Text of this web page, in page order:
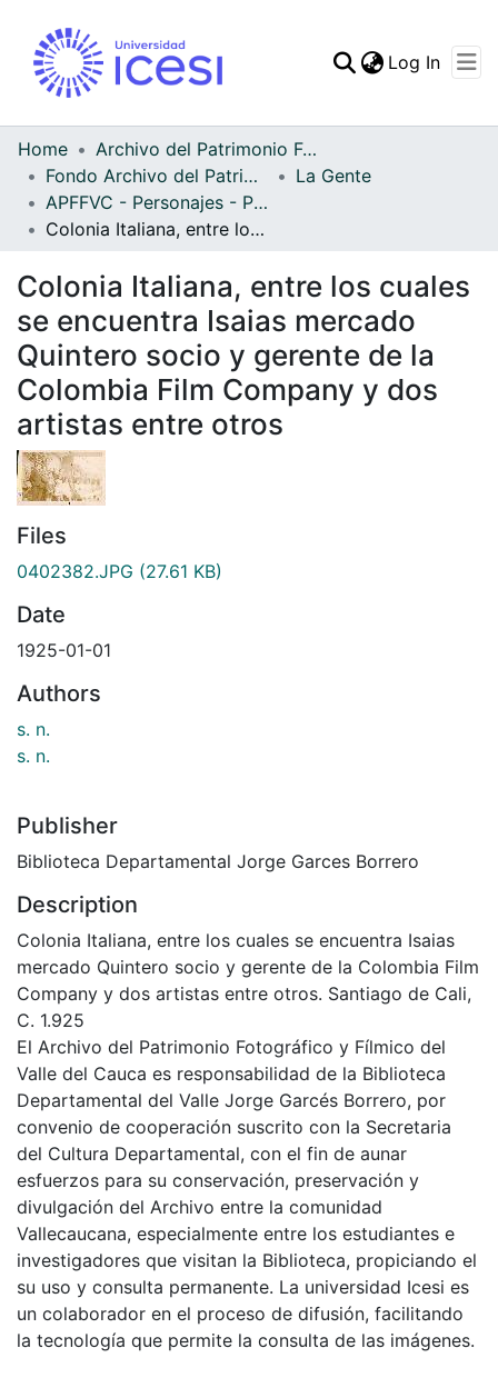
Statistics
Log In
Home
Archivo del Patrimonio Fotográfico y Fílmico del Valle del Cauca
Fondo Archivo del Patrimonio Fotográfico y Fílmico del Valle del Cauca
La Gente
APFFVC - Personajes - Patrimonial
Colonia Italiana, entre los cuales se encuentra Isaias mercado Quintero socio y gerente de la Colombia Film Company y dos artistas entre otros
Colonia Italiana, entre los cuales
se encuentra Isaias mercado
Quintero socio y gerente de la
Colombia Film Company y dos
artistas entre otros
Files
0402382.JPG (27.61 KB)
Date
1925-01-01
Authors
s. n.
s. n.
Publisher
Biblioteca Departamental Jorge Garces Borrero
Description
Colonia Italiana, entre los cuales se encuentra Isaias
mercado Quintero socio y gerente de la Colombia Film
Company y dos artistas entre otros. Santiago de Cali,
C. 1.925
El Archivo del Patrimonio Fotográfico y Fílmico del
Valle del Cauca es responsabilidad de la Biblioteca
Departamental del Valle Jorge Garcés Borrero, por
convenio de cooperación suscrito con la Secretaria
del Cultura Departamental, con el fin de aunar
esfuerzos para su conservación, preservación y
divulgación del Archivo entre la comunidad
Vallecaucana, especialmente entre los estudiantes e
investigadores que visitan la Biblioteca, propiciando el
su uso y consulta permanente. La universidad Icesi es
un colaborador en el proceso de difusión, facilitando
la tecnología que permite la consulta de las imágenes.